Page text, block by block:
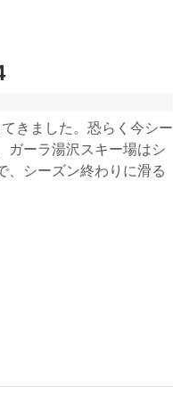
きました。恐らく今シー
ガーラ湯沢スキー場はシ
、シーズン終わりに滑る